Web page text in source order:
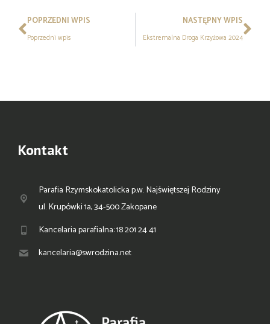
POPRZEDNI WPIS
Poprzedni wpis
NASTĘPNY WPIS
Ekstremalna Droga Krzyżowa 2024
Kontakt
Parafia Rzymskokatolicka p.w. Najświętszej Rodziny
ul. Krupówki 1a, 34-500 Zakopane
Kancelaria parafialna: 18 201 24 41
kancelaria@swrodzina.net